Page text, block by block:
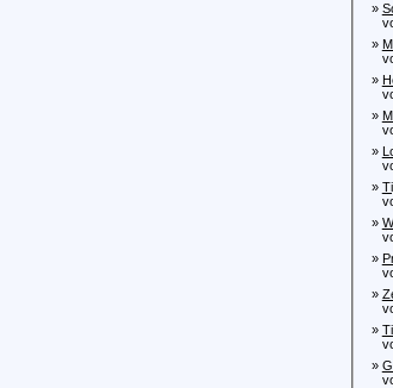
»
»
»
»
»
»
»
»
»
»
»